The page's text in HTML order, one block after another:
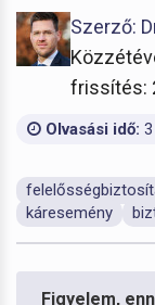
Szerző:
frissítés:
Olvasási idő:
káresemény
Figyelem,